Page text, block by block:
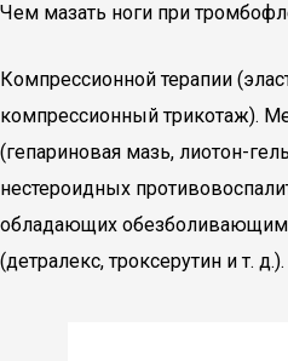
Чем мазать ноги при
Компрессионной терапии
компрессионный трикотаж).
(гепариновая мазь, лиотон-
нестероидных
обладающих
(детралекс, троксерутин и т. д.).